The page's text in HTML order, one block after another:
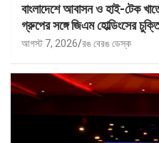
বাংলাদেশে আবাসন ও হাই-টেক
গ্রুপের সঙ্গে জিএম হোল্ডিংসের
আগস্ট 7, 2026 রঙ বেরঙ ডেস্ক